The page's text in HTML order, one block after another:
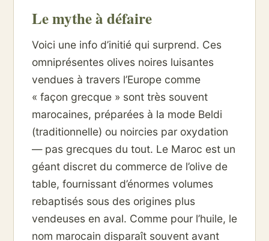
Le mythe à défaire
Voici une info d’initié qui surprend. Ces
omniprésentes olives noires luisantes
vendues à travers l’Europe comme
« façon grecque » sont très souvent
marocaines, préparées à la mode Beldi
(traditionnelle) ou noircies par oxydation
— pas grecques du tout. Le Maroc est un
géant discret du commerce de l’olive de
table, fournissant d’énormes volumes
rebaptisés sous des origines plus
vendeuses en aval. Comme pour l’huile, le
nom marocain disparaît souvent avant